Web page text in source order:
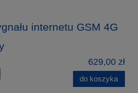
internetu GSM 4G
629,00 zł
do koszyka